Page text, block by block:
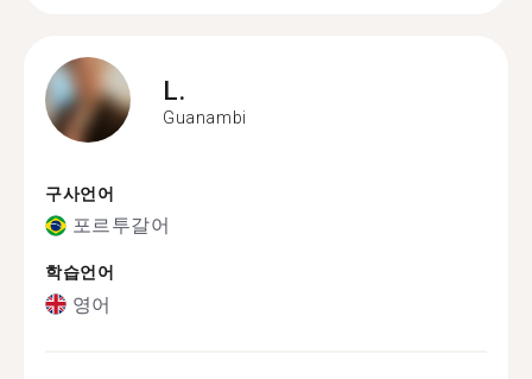
L.
Guanambi
구사언어
포르투갈어
학습언어
영어